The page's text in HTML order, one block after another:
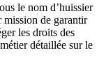
le nom d’huissier
de garantir
les droits des
détaillée sur le